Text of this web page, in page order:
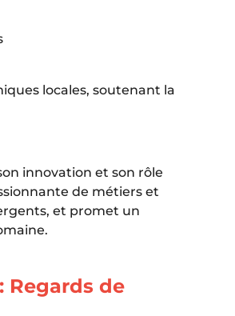
locales, soutenant la
innovation et son rôle
de métiers et
et promet un
Regards de